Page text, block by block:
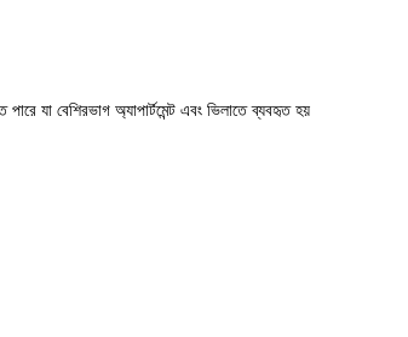
যা বেশিরভাগ অ্যাপার্টমেন্ট এবং ভিলাতে ব্যবহৃত হয়